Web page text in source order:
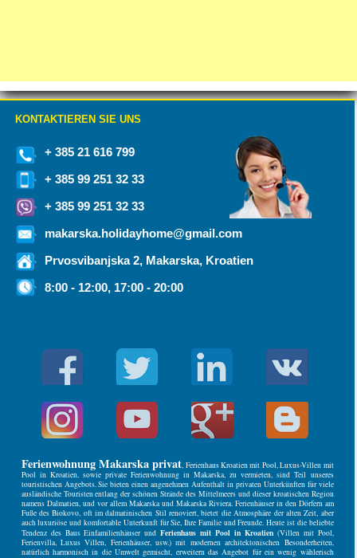
KONTAKTIEREN SIE UNS
+ 385 21 616 799
+ 385 99 251 32 33
+ 385 99 251 32 33
makarska.holidayhome@gmail.com
Prvosvibanjska 2, Makarska, Kroatien
8:00 - 12:00, 17:00 - 20:00
Ferienwohnung Makarska privat, Ferienhaus Kroatien mit Pool, Luxus-Villen mit
Pool in Kroatien, sowie private Ferienwohnung in Makarska, zu vermieten, sind Teil unseres
touristischen Angebots. Sie bieten einen angenehmen Aufenthalt in privaten Unterkünften für viele
ausländische Touristen entlang der schönen Strände des Mittelmeers und dieser kroatischen Region
namens Dalmatien, und vor allem Makarska und Makarska Riviera. Ferienhäuser in den Dörfern am
Fuße des Biokovo, oft im dalmatinischen Stil renoviert, bietet die Atmosphäre der alten Zeit, aber
auch luxuriöse und komfortable Unterkunft für Sie, Ihre Familie und Freunde. Heute ist die beliebte
Tendenz des Baus Einfamilienhäuser undFerienhaus mit Pool in Kroatien(Villen mit Pool,
Ferienvilla, Luxus Villen, Ferienhäuser, usw.) mit modernen architektonischen Besonderheiten,
natürlich harmonisch in die Umwelt gemischt, erweitern das Angebot für ein wenig wählerisch